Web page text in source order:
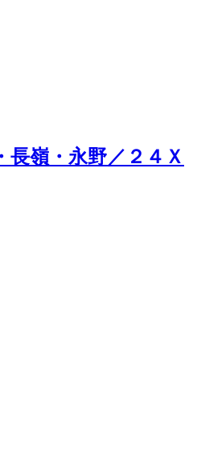
長嶺・永野／２４Ｘ